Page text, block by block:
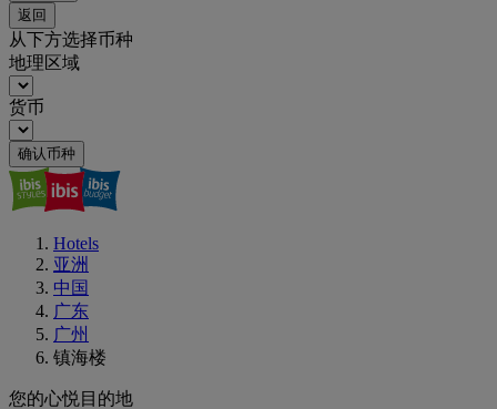
返回
从下方选择币种
地理区域
货币
确认币种
Hotels
亚洲
中国
广东
广州
镇海楼
您的心悦目的地